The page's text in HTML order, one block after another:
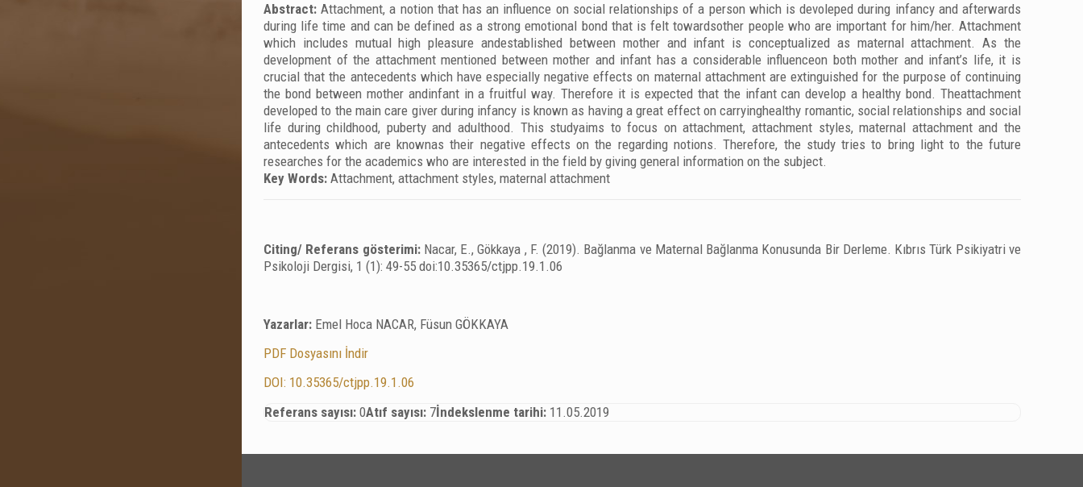
Abstract: Attachment, a notion that has an influence on social relationships of a person which is devoleped during infancy and afterwards
during life time and can be defined as a strong emotional bond that is felt towardsother people who are important for him/her. Attachment
which includes mutual high pleasure andestablished between mother and infant is conceptualized as maternal attachment. As the
development of the attachment mentioned between mother and infant has a considerable influenceon both mother and infant’s life, it is
crucial that the antecedents which have especially negative effects on maternal attachment are extinguished for the purpose of continuing
the bond between mother andinfant in a fruitful way. Therefore it is expected that the infant can develop a healthy bond. Theattachment
developed to the main care giver during infancy is known as having a great effect on carryinghealthy romantic, social relationships and social
life during childhood, puberty and adulthood. This studyaims to focus on attachment, attachment styles, maternal attachment and the
antecedents which are knownas their negative effects on the regarding notions. Therefore, the study tries to bring light to the future
researches for the academics who are interested in the field by giving general information on the subject.
Key Words: Attachment, attachment styles, maternal attachment
Citing/ Referans gösterimi:Nacar, E., Gökkaya , F. (2019). Bağlanma ve Maternal Bağlanma Konusunda Bir Derleme. Kıbrıs Türk Psikiyatri ve
Psikoloji Dergisi, 1 (1): 49-55 doi:10.35365/ctjpp.19.1.06
Yazarlar: Emel Hoca NACAR, Füsun GÖKKAYA
PDF Dosyasını İndir
DOI: 10.35365/ctjpp.19.1.06
Referans sayısı: 0Atıf sayısı: 7İndekslenme tarihi: 11.05.2019